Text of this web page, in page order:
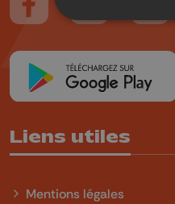
Suivez-nous sur FaceBook
Liens utiles
Mentions légales